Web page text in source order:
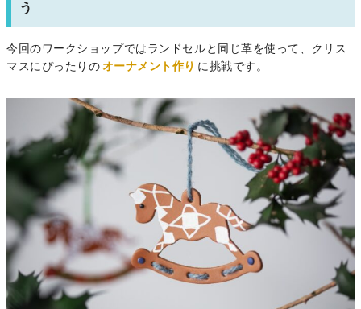
う
今回のワークショップではランドセルと同じ革を使って、クリス
マスにぴったりの オーナメント作り に挑戦です。